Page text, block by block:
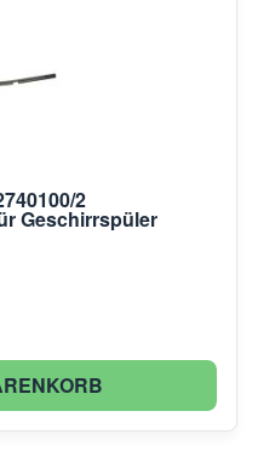
2
Geschirrspüler